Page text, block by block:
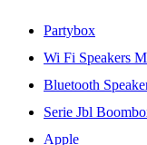
Partybox
Wi Fi Speakers
Bluetooth
Serie Jbl
Apple